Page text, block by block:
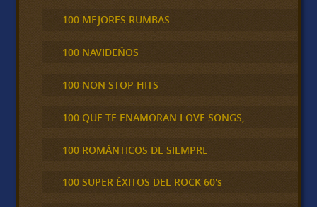
100 MEJORES RUMBAS
100 NAVIDEÑOS
100 NON STOP HITS
100 QUE TE ENAMORAN LOVE SONGS,
100 ROMÁNTICOS DE SIEMPRE
100 SUPER ÉXITOS DEL ROCK 60's